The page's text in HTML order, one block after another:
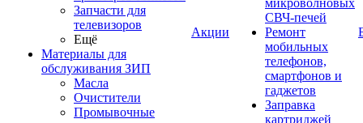
Запчасти для
телевизоров
Ещё
Материалы для
обслуживания ЗИП
Масла
Очистители
Промывочные
Акции
микроволновых
СВЧ-печей
Ремонт
мобильных
телефонов,
смартфонов и
гаджетов
Заправка
картриджей